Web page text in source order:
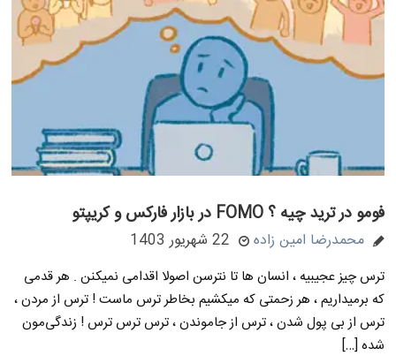
فومو در ترید چیه ؟ FOMO در بازار فارکس و کریپتو
محمدرضا امین زاده 22 شهریور 1403
ترس چیز عجیبیه ، انسان ها تا نترسن اصولا اقدامی نمیکنن . هر قدمی
که برمیداریم ، هر زحمتی که میکشیم بخاطر ترس ماست ! ترس از مردن ،
ترس از بی پول شدن ، ترس از جاموندن ، ترس ترس ترس ! زندگی‌مون
شده […]